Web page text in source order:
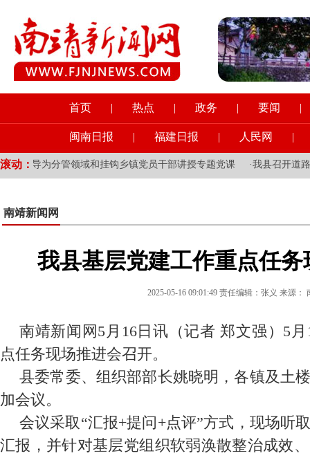
首页 | 热点 | 政务 | 要闻 |
闽南日报 | 福建日报 | 人民网 |
滚动：
领导为分管领域和挂钩乡镇党员干部讲授专题党课 · 我县召开道路
南靖新闻网
我县基层党建工作重点任
2025-05-16 09:01:49 责任编辑：张义 来源：
南靖新闻网5月16日讯（记者 郑文强）5
点任务现场推进会召开。
县委常委、组织部部长姚晓明，各镇及土
加会议。
会议采取“汇报+提问+点评”方式，现场听
汇报，并针对基层党组织软弱涣散整治成效